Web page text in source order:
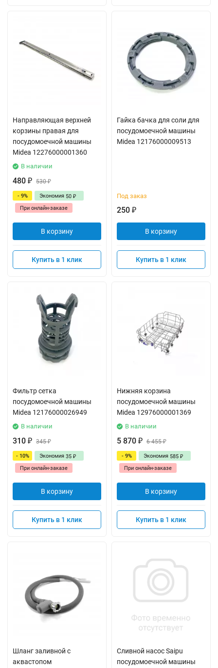
Направляющая верхней
корзины правая для
посудомоечной машины
Midea 12276000001360
В наличии
480 ₽ 530₽
- 9% Экономия 50 ₽
При онлайн-заказе
В корзину
Купить в 1 клик
Гайка бачка для соли для
посудомоечной машины
Midea 12176000009513
Под заказ
250 ₽
В корзину
Купить в 1 клик
Фильтр сетка
посудомоечной машины
Midea 12176000026949
В наличии
310 ₽ 345₽
- 10% Экономия 35 ₽
При онлайн-заказе
В корзину
Купить в 1 клик
Нижняя корзина
посудомоечной машины
Midea 12976000001369
В наличии
5 870 ₽ 6 455₽
- 9% Экономия 585 ₽
При онлайн-заказе
В корзину
Купить в 1 клик
Шланг заливной с
аквастопом
Сливной насос Saipu
посудомоечной машины